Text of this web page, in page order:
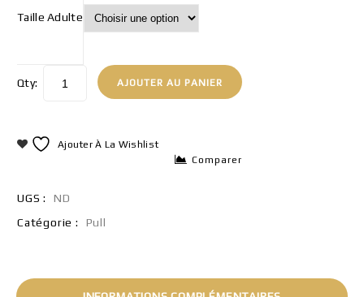
Taille Adulte
Qty: AJOUTER AU PANIER
Ajouter À La Wishlist
Comparer
UGS :
ND
Catégorie :
Pull